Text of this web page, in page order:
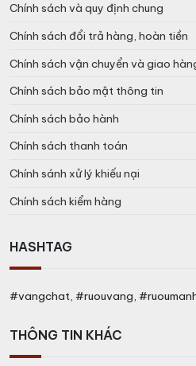
Chính sách và quy định chung
Chính sách đổi trả hàng, hoàn tiền
Chính sách vận chuyển và giao
Chính sách bảo mật thông tin
Chính sách bảo hành
Chính sách thanh toán
Chính sánh xử lý khiếu nại
Chính sách kiểm hàng
HASHTAG
#vangchat, #ruouvang,
THÔNG TIN KHÁC